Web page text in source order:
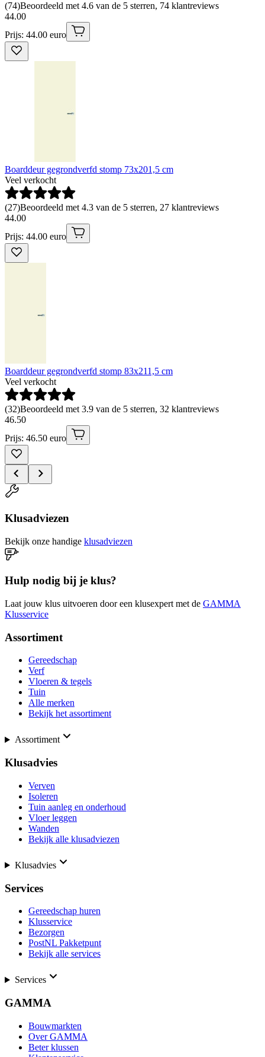
(74)Beoordeeld met 4.6 van de 5 sterren, 74 klantreviews
44.00
Prijs: 44.00 euro
Boarddeur gegrondverfd stomp 73x201,5 cm
Veel verkocht
(27)Beoordeeld met 4.3 van de 5 sterren, 27 klantreviews
44.00
Prijs: 44.00 euro
Boarddeur gegrondverfd stomp 83x211,5 cm
Veel verkocht
(32)Beoordeeld met 3.9 van de 5 sterren, 32 klantreviews
46.50
Prijs: 46.50 euro
Klusadviezen
Bekijk onze handige klusadviezen
Hulp nodig bij je klus?
Laat jouw klus uitvoeren door een klusexpert met de GAMMA
Klusservice
Assortiment
Gereedschap
Verf
Vloeren & tegels
Tuin
Alle merken
Bekijk het assortiment
Assortiment
Klusadvies
Verven
Isoleren
Tuin aanleg en onderhoud
Vloer leggen
Wanden
Bekijk alle klusadviezen
Klusadvies
Services
Gereedschap huren
Klusservice
Bezorgen
PostNL Pakketpunt
Bekijk alle services
Services
GAMMA
Bouwmarkten
Over GAMMA
Beter klussen